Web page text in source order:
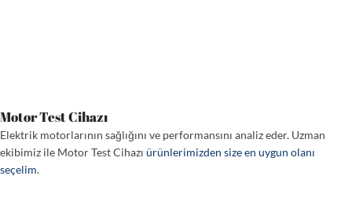
Motor Test Cihazı
Elektrik motorlarının sağlığını ve performansını analiz eder. Uzman
ekibimiz ile Motor Test Cihazı ürünlerimizden size en uygun olanı
seçelim.